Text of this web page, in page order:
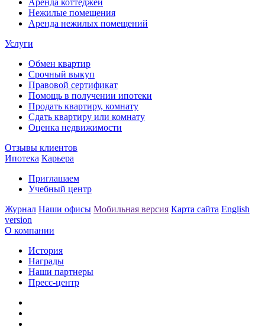
Нежилые помещения
Аренда нежилых помещений
Услуги
Обмен квартир
Срочный выкуп
Правовой сертификат
Помощь в получении ипотеки
Продать квартиру, комнату
Сдать квартиру или комнату
Оценка недвижимости
Отзывы клиентов
Ипотека Карьера
Приглашаем
Учебный центр
Журнал Наши офисы Мобильная версия Карта сайта English
version
О компании
История
Награды
Наши партнеры
Пресс-центр